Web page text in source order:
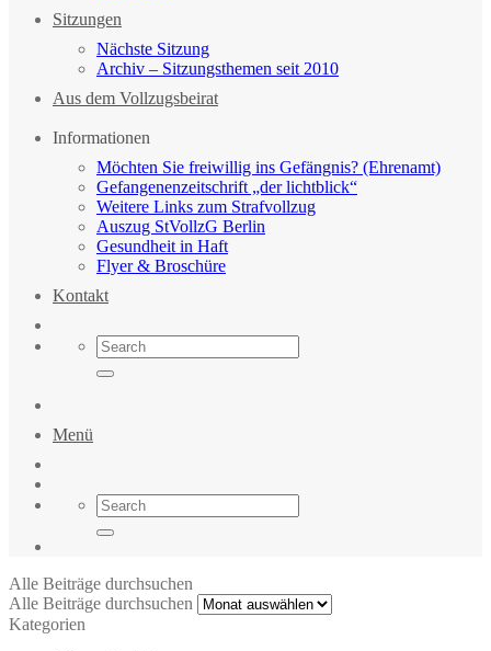
Sitzungen
Nächste Sitzung
Archiv – Sitzungsthemen seit 2010
Aus dem Vollzugsbeirat
Informationen
Möchten Sie freiwillig ins Gefängnis? (Ehrenamt)
Gefangenenzeitschrift „der lichtblick“
Weitere Links zum Strafvollzug
Auszug StVollzG Berlin
Gesundheit in Haft
Flyer & Broschüre
Kontakt
Menü
Alle Beiträge durchsuchen
Alle Beiträge durchsuchen
Kategorien